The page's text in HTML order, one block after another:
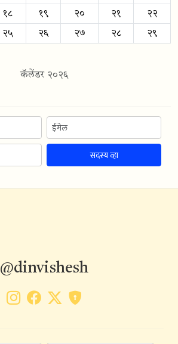
१८ १९ २० २१ २२
२५ २६ २७ २८ २९
कॅलेंडर २०२६
सदस्य व्हा
@dinvishesh